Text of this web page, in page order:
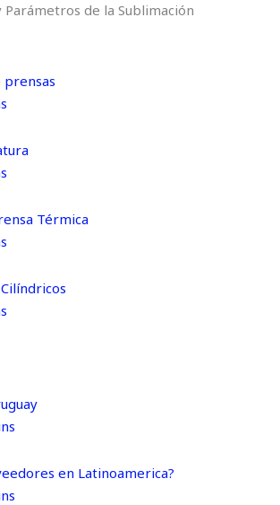
Parámetros de la Sublimación
prensas
Térmica
en Latinoamerica?